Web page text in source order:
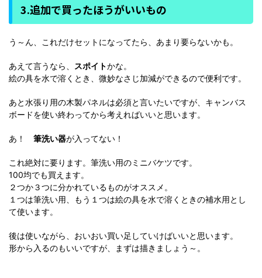
3.追加で買ったほうがいいもの
う～ん、これだけセットになってたら、あまり要らないかも。
あえて言うなら、 スポイトかな。
絵の具を水で溶くとき、微妙なさじ加減ができるので便利です。
あと水張り用の木製パネルは必須と言いたいですが、キャンバス
ボードを使い終わってから考えればいいと思います。
あ！ 筆洗い器が入ってない！
これ絶対に要ります。筆洗い用のミニバケツです。
100均でも買えます。
２つか３つに分かれているものがオススメ。
１つは筆洗い用、もう１つは絵の具を水で溶くときの補水用とし
て使います。
後は使いながら、おいおい買い足していけばいいと思います。
形から入るのもいいですが、まずは描きましょう～。